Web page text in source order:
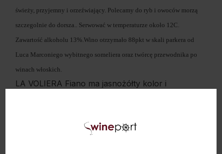
świeży, przyjemny i orzeźwiający. Polecamy do ryb i owoców morzą
szczegolnie do dorsza.. Serwować w temperaturze około 12C.
Zawartość alkoholu 13%.Wino otrzymało 88pkt w skali parkera od
Luca Marconiego wybitnego someliera oraz twórcę przewodnika po
winach włoskich.
LA VOLIERA Fiano ma jasnożółty kolor i
subtelne nuty kwiatowe i ziół. Na podniebieniu